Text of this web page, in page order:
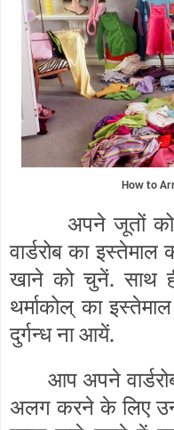
How to
अपने जूतों
वार्डरोब का
खाने को चुनें. साथ
थर्माकोल् का
दुर्गन्ध ना आयें.
आप अपने
अलग करने के लिए